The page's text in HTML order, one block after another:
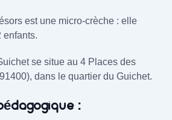
est une micro-crèche : elle
enfants.
se situe au 4 Places des
dans le quartier du Guichet.
: